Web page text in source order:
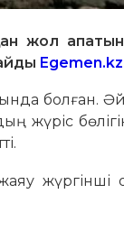
жол
Egemen.kz
болған.
жүріс
жүргінші